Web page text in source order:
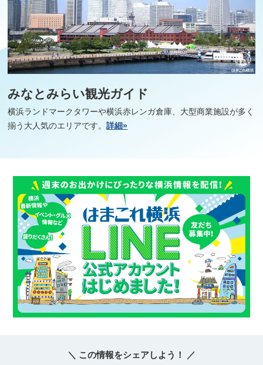
みなとみらい観光ガイド
横浜ランドマークタワーや横浜赤レンガ倉庫、大型商業施設が多く
揃う大人気のエリアです。詳細»
＼ この情報をシェアしよう！ ／